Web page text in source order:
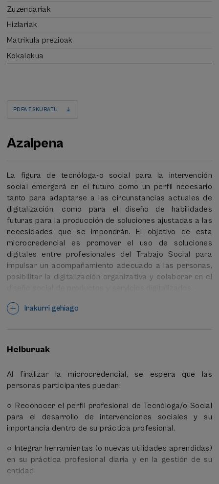
Zuzendariak
Hizlariak
Matrikula prezioak
Kokalekua
PDFA ESKURATU
Azalpena
La figura de tecnóloga-o social para la intervención
social emergerá en el futuro como un perfil necesario
tanto para adaptarse a las circunstancias actuales de
digitalización, como para el diseño de habilidades
futuras para la producción de soluciones ajustadas a las
necesidades que se impondrán. El objetivo de esta
microcredencial es promover el uso de soluciones
digitales entre profesionales del Trabajo Social para
impulsar un acompañamiento adecuado a las personas,
posibilitar la digitalización organizativa y colaborar en el
Se plantea una dinámica basada en la práctica, la
“Promoción del uso de soluciones digitales”
más práctico; también los demás módulos integrarán
ejercicios prácticos adecuados a diferentes contextos
Irakurri gehiago
Helburuak
Al finalizar la microcredencial, se espera que las
personas participantes puedan:
○ Reconocer el perfil profesional de Tecnóloga/o Social
para el desarrollo de intervenciones sociales y su
importancia dentro de su práctica profesional.
○ Integrar herramientas (o nuevas utilidades aprendidas)
en su práctica profesional diaria y en la gestión de su
entidad.